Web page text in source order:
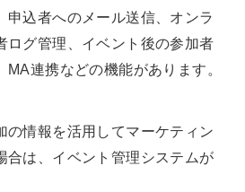
申込者へのメール送信、オンラ
ログ管理、イベント後の参加者
連携などの機能があります。
の情報を活用してマーケティン
合は、イベント管理システムが